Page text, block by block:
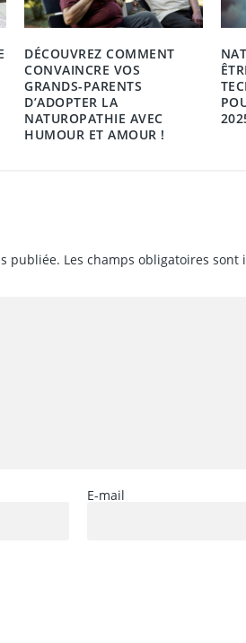
DÉCOUVREZ COMMENT
CONVAINCRE VOS
GRANDS-PARENTS
D’ADOPTER LA
NATUROPATHIE AVEC
HUMOUR ET AMOUR !
publiée. Les champs obligatoires
E-mail